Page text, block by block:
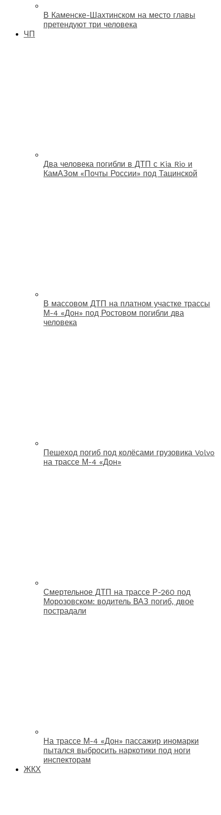
В Каменске-Шахтинском на место главы
претендуют три человека
ЧП
Два человека погибли в ДТП с Kia Rio и
КамАЗом «Почты России» под Тацинской
В массовом ДТП на платном участке трассы
М-4 «Дон» под Ростовом погибли два
человека
Пешеход погиб под колёсами грузовика Volvo
на трассе М-4 «Дон»
Смертельное ДТП на трассе Р-260 под
Морозовском: водитель ВАЗ погиб, двое
пострадали
На трассе М-4 «Дон» пассажир иномарки
пытался выбросить наркотики под ноги
инспекторам
ЖКХ